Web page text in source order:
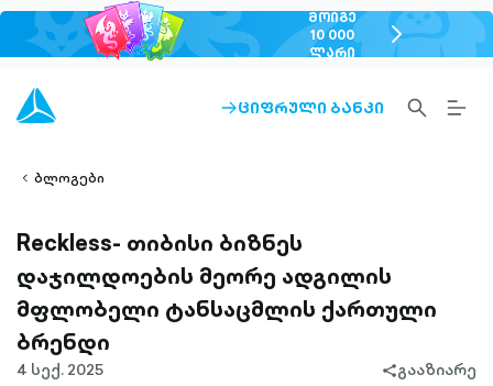
ᲛᲝᲘᲒᲔ
10 000
ᲚᲐᲠᲘ
chevron-
right-
ARROW-
ᲪᲘᲤᲠᲣᲚᲘ ᲑᲐᲜᲙᲘ
SEARCH-
OUTLINED
ბლოგები
Reckless- თიბისი ბიზნეს
დაჯილდოების მეორე ადგილის
მფლობელი ტანსაცმლის ქართული
ბრენდი
4 სექ. 2025
share-
გააზიარე